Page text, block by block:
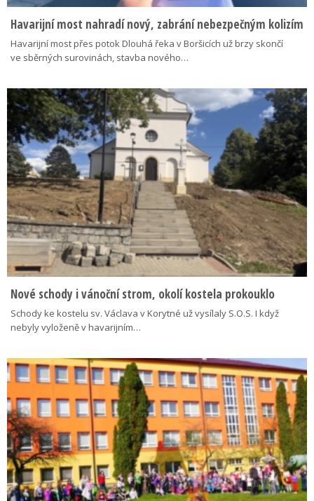
Havarijní most nahradí nový, zabrání nebezpečným kolizím
Havarijní most přes potok Dlouhá řeka v Boršicích už brzy skončí
ve sběrných surovinách, stavba nového…
Nové schody i vánoční strom, okolí kostela prokouklo
Schody ke kostelu sv. Václava v Korytné už vysílaly S.O.S. I když
nebyly vyloženě v havarijním…